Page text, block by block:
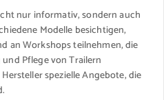
nur informativ, sondern auch
Modelle besichtigen,
an Workshops teilnehmen, die
Pflege von Trailern
spezielle Angebote, die